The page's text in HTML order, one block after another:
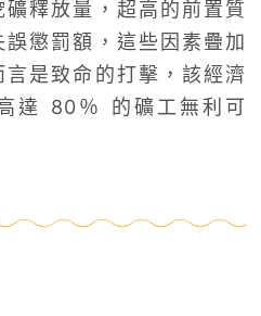
釋放量，超高的前置質
懲罰額，這些因素疊加
是致命的打擊，該經濟
達 80％ 的礦工無利可